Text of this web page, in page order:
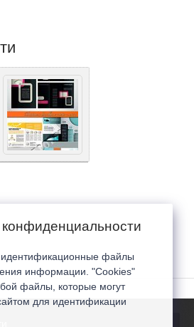
идентификационные файлы
информации. "Cookies"
файлы, которые могут
для идентификации